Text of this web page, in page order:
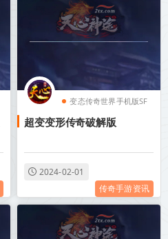
变态传奇世界手机版SF
变态传奇装备带极品属
变态传奇单职业游戏盒
子
超变变形传奇破解版
2024-02-01
传奇手游资讯